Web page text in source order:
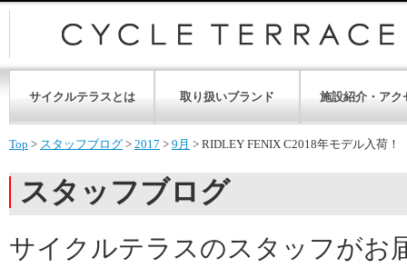
サイクルテラスとは 取り扱いブランド 施設紹介・アク
Top > スタッフブログ > 2017 > 9月 > RIDLEY FENIX C2018年モデル入荷！
スタッフブログ
サイクルテラスのスタッフがお